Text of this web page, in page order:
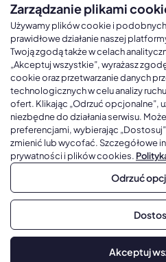
Kalendarze książkowe
Kalendarze książkowe A5
Kalendarze książkowe A4
Kalendarze książkowe B5
Kalendarze książkowe A6 i B6
Kalendarze książkowe z własną oprawą
Copyright © 2026, Gadżetowy.pl,
Zarządzanie plikami
Używamy plików cookie i
prawidłowe działanie naszej
Twoją zgodą także w celach
„Akceptuj wszystkie”, wyrażasz
cookie oraz przetwarzanie danych
technologicznych w celu analizy
ofert. Klikając „Odrzuć opcjonalne”,
niezbędne do działania serwisu.
preferencjami, wybierając
zmienić lub wycofać. Szczegółowe
prywatności i plików cookies.
Odrzuć
Akceptuj